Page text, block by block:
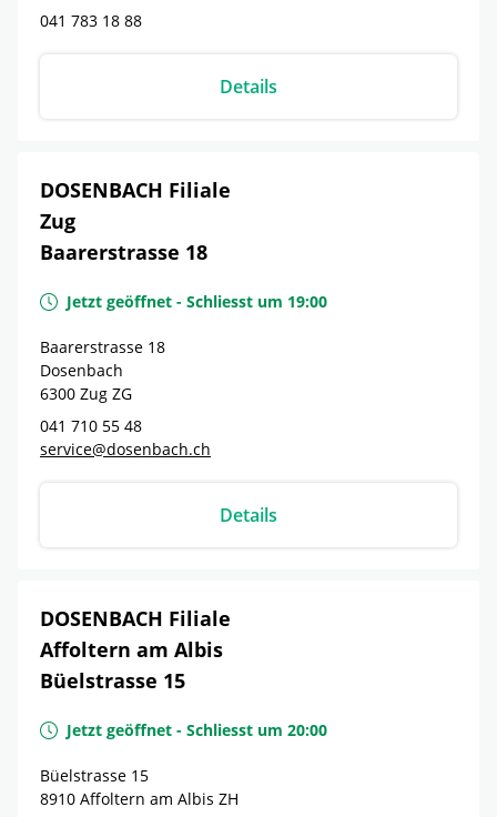
041 783 18 88
Details
DOSENBACH Filiale
Zug
Baarerstrasse 18
Jetzt geöffnet - Schliesst um 19:00
Baarerstrasse 18
Dosenbach
6300 Zug ZG
041 710 55 48
service@dosenbach.ch
Details
DOSENBACH Filiale
Affoltern am Albis
Büelstrasse 15
Jetzt geöffnet - Schliesst um 20:00
Büelstrasse 15
8910 Affoltern am Albis ZH